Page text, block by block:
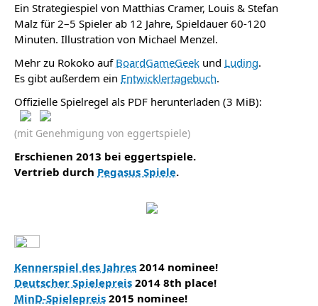
Ein Strategiespiel von Matthias Cramer, Louis & Stefan
Malz für 2–5 Spieler ab 12 Jahre, Spieldauer 60-120
Minuten. Illustration von Michael Menzel.
Mehr zu Rokoko auf BoardGameGeek und Luding.
Es gibt außerdem ein Entwicklertagebuch.
Offizielle Spielregel als PDF herunterladen (3 MiB):
(mit Genehmigung von eggertspiele)
Erschienen 2013 bei eggertspiele.
Vertrieb durch Pegasus Spiele.
Kennerspiel des Jahres 2014 nominee!
Deutscher Spielepreis 2014 8th place!
MinD-Spielepreis 2015 nominee!